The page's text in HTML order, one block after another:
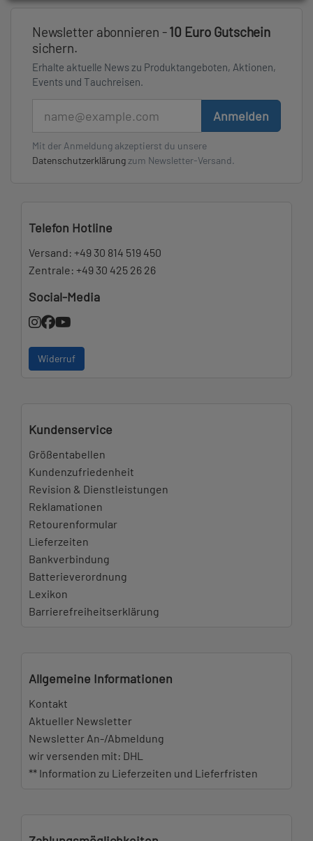
Newsletter abonnieren -10 Euro Gutschein
sichern.
Erhalte aktuelle News zu Produktangeboten, Aktionen,
Events und Tauchreisen.
Anmelden
Mit der Anmeldung akzeptierst du unsere
Datenschutzerklärung zum Newsletter-Versand.
Telefon Hotline
Versand: +49 30 814 519 450
Zentrale: +49 30 425 26 26
Social-Media
Widerruf
Kundenservice
Größentabellen
Kundenzufriedenheit
Revision & Dienstleistungen
Reklamationen
Retourenformular
Lieferzeiten
Bankverbindung
Batterieverordnung
Lexikon
Barrierefreiheitserklärung
Allgemeine Informationen
Kontakt
Aktueller Newsletter
Newsletter An-/Abmeldung
wir versenden mit: DHL
** Information zu Lieferzeiten und Lieferfristen